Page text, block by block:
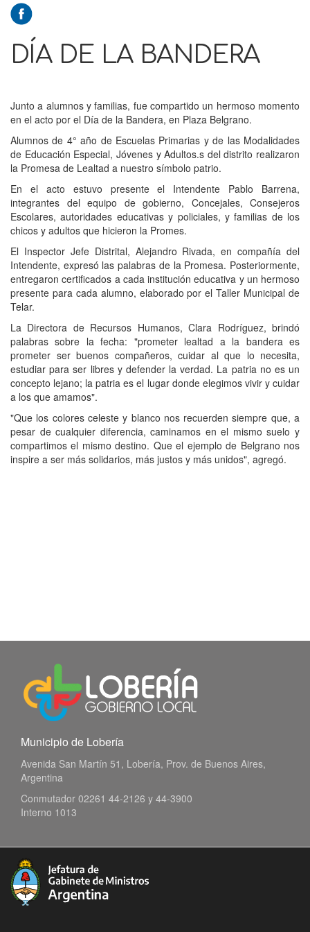
DÍA DE LA BANDERA
Junto a alumnos y familias, fue compartido un hermoso momento
en el acto por el Día de la Bandera, en Plaza Belgrano.
Alumnos de 4° año de Escuelas Primarias y de las Modalidades
de Educación Especial, Jóvenes y Adultos.s del distrito realizaron
la Promesa de Lealtad a nuestro símbolo patrio.
En el acto estuvo presente el Intendente Pablo Barrena,
integrantes del equipo de gobierno, Concejales, Consejeros
Escolares, autoridades educativas y policiales, y familias de los
chicos y adultos que hicieron la Promes.
El Inspector Jefe Distrital, Alejandro Rivada, en compañía del
Intendente, expresó las palabras de la Promesa. Posteriormente,
entregaron certificados a cada institución educativa y un hermoso
presente para cada alumno, elaborado por el Taller Municipal de
Telar.
La Directora de Recursos Humanos, Clara Rodríguez, brindó
palabras sobre la fecha: "prometer lealtad a la bandera es
prometer ser buenos compañeros, cuidar al que lo necesita,
estudiar para ser libres y defender la verdad. La patria no es un
concepto lejano; la patria es el lugar donde elegimos vivir y cuidar
a los que amamos".
"Que los colores celeste y blanco nos recuerden siempre que, a
pesar de cualquier diferencia, caminamos en el mismo suelo y
compartimos el mismo destino. Que el ejemplo de Belgrano nos
inspire a ser más solidarios, más justos y más unidos", agregó.
Municipio de Lobería
Avenida San Martín 51, Lobería, Prov. de Buenos Aires,
Argentina
Conmutador 02261 44-2126 y 44-3900
Interno 1013